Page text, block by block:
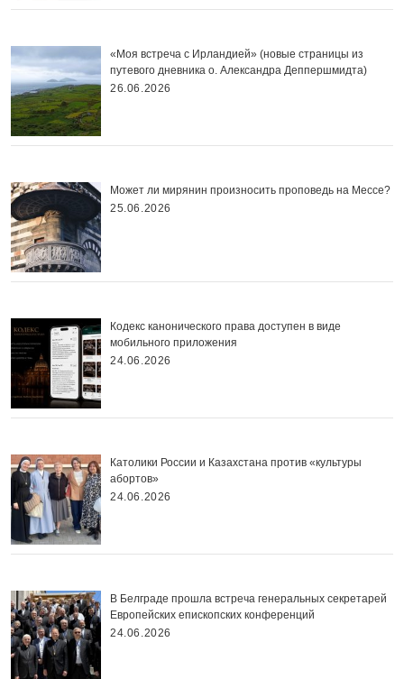
«Моя встреча с Ирландией» (новые страницы из
путевого дневника о. Александра Деппершмидта)
26.06.2026
Может ли мирянин произносить проповедь на Мессе?
25.06.2026
Кодекс канонического права доступен в виде
мобильного приложения
24.06.2026
Католики России и Казахстана против «культуры
абортов»
24.06.2026
В Белграде прошла встреча генеральных секретарей
Европейских епископских конференций
24.06.2026